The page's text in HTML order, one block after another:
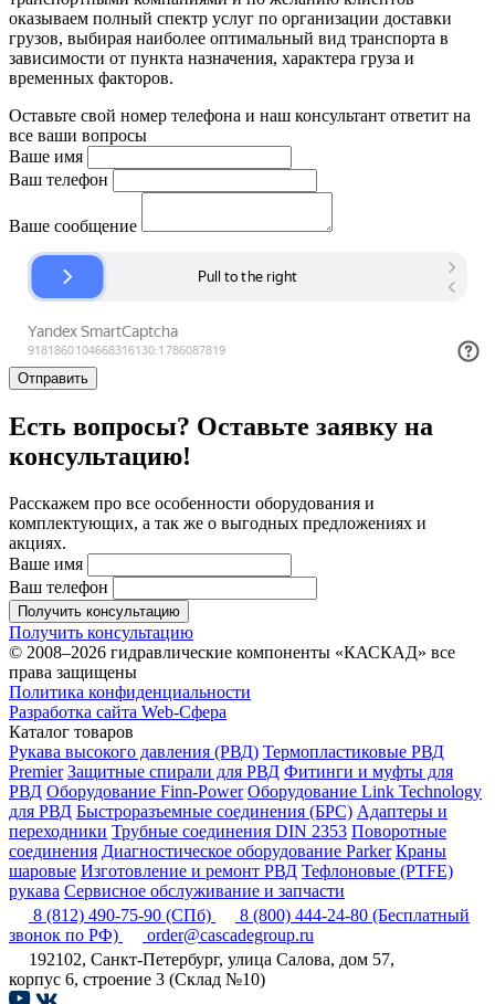
оказываем полный спектр услуг по организации доставки
грузов, выбирая наиболее оптимальный вид транспорта в
зависимости от пункта назначения, характера груза и
временных факторов.
Оставьте свой номер телефона и наш консультант ответит на
все ваши вопросы
Ваше имя
Ваш телефон
Ваше сообщение
Отправить
Есть вопросы? Оставьте заявку на
консультацию!
Расскажем про все особенности оборудования и
комплектующих, а так же о выгодных предложениях и
акциях.
Ваше имя
Ваш телефон
Получить консультацию
Получить консультацию
© 2008–2026 гидравлические компоненты «КАСКАД» все
права защищены
Политика конфиденциальности
Разработка сайта Web-Сфера
Каталог товаров
Рукава высокого давления (РВД) Термопластиковые РВД
Premier Защитные спирали для РВД Фитинги и муфты для
РВД Оборудование Finn-Power Оборудование Link Technology
для РВД Быстроразъемные соединения (БРС) Адаптеры и
переходники Трубные соединения DIN 2353 Поворотные
соединения Диагностическое оборудование Parker Краны
шаровые Изготовление и ремонт РВД Тефлоновые (PTFE)
рукава Сервисное обслуживание и запчасти
8 (812) 490-75-90 (СПб) 8 (800) 444-24-80 (Бесплатный
звонок по РФ)
order@cascadegroup.ru
192102, Санкт-Петербург, улица Салова, дом 57,
корпус 6, строение 3 (Склад №10)